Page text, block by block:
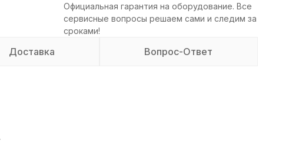
Официальная гарантия на оборудование. Все
сервисные вопросы решаем сами и следим за
сроками!
Доставка Вопрос-Ответ